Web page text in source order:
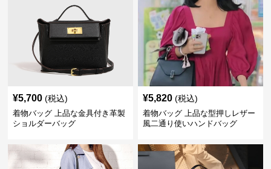
¥5,700 (税込)
着物バッグ 上品な金具付き革製
ショルダーバッグ
¥5,820 (税込)
着物バッグ 上品な型押しレザー
風二通り使いハンドバッグ